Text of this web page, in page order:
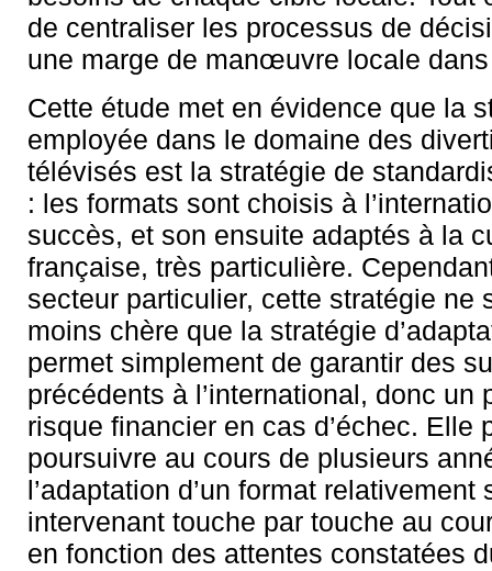
de centraliser les processus de
une marge de manœuvre locale
Cette étude met en évidence que la
employée dans le domaine des
télévisés est la stratégie de
: les formats sont choisis à
succès, et son ensuite adaptés à la
française, très particulière.
secteur particulier, cette stratégie ne
moins chère que la stratégie
permet simplement de garantir des
précédents à l’international, donc un
risque financier en cas d’échec. Elle
poursuivre au cours de plusieurs
l’adaptation d’un format relativement
intervenant touche par touche au
en fonction des attentes constatées